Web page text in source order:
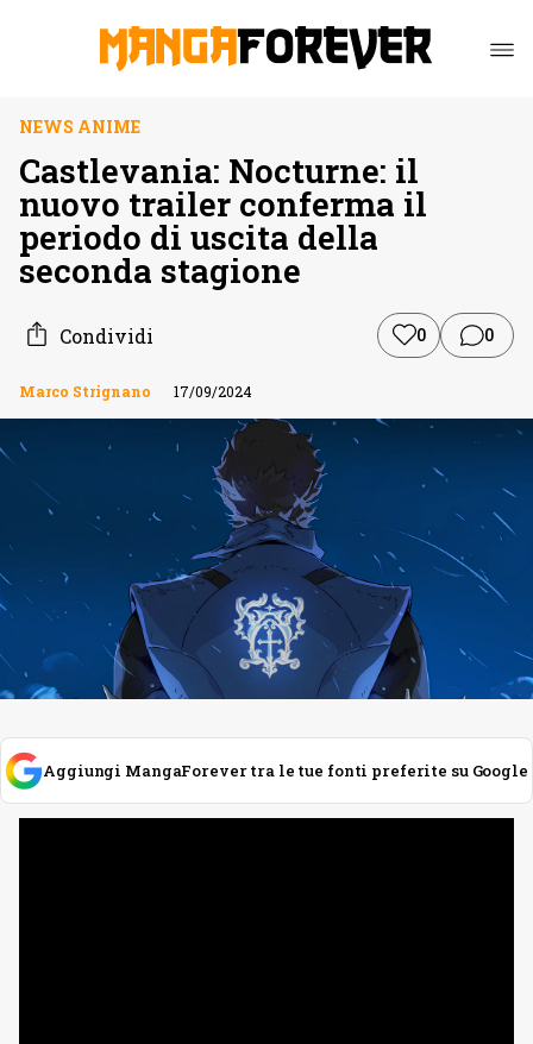
NEWS ANIME
Castlevania: Nocturne: il
nuovo trailer conferma il
periodo di uscita della
seconda stagione
Condividi 0 0
Marco Strignano 17/09/2024
Aggiungi MangaForever tra le tue fonti preferite su Google